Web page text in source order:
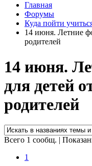
Главная
Форумы
Куда пойти
14 июня. Летние
родителей
14 июня.
для детей
родителей
Всего 1 сообщ. |
1